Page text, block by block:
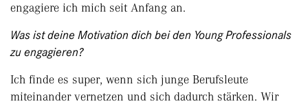
engagiere ich mich seit Anfang an.
Was ist deine Motivation dich bei den Young Professionals
zu engagieren?
Ich finde es super, wenn sich junge Berufsleute
miteinander vernetzen und sich dadurch stärken. Wir